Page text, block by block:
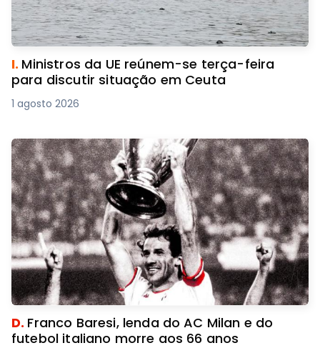
I. Ministros da UE reúnem-se terça-feira
para discutir situação em Ceuta
1 agosto 2026
D. Franco Baresi, lenda do AC Milan e do
futebol italiano morre aos 66 anos